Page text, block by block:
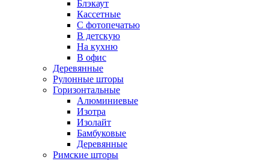
Блэкаут
Кассетные
С фотопечатью
В детскую
На кухню
В офис
Деревянные
Рулонные шторы
Горизонтальные
Алюминиевые
Изотра
Изолайт
Бамбуковые
Деревянные
Римские шторы